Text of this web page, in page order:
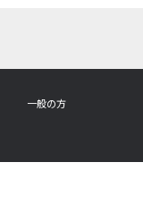
一般の方